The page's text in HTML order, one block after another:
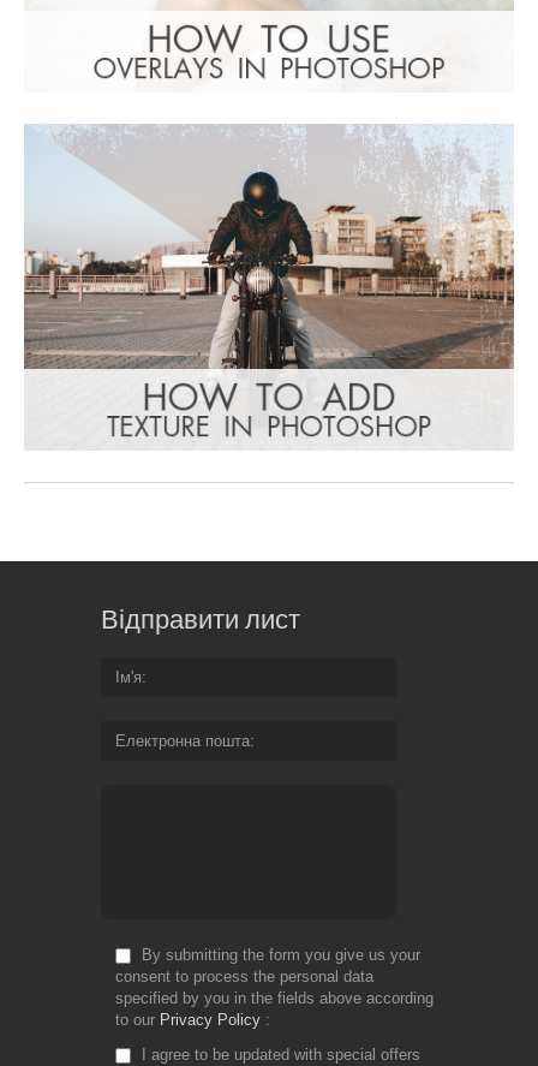
Відправити лист
Ім'я
Електронна пошта
By submitting the form you give us your
consent to process the personal data
specified by you in the fields above according
to our Privacy Policy
I agree to be updated with special offers